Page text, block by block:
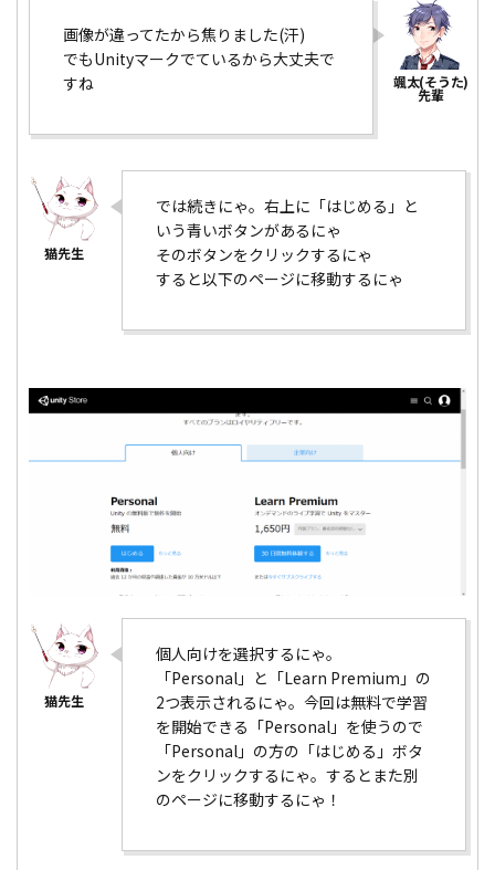
画像が違ってたから焦りました(汗)
でもUnityマークでているから大丈夫で
すね
では続きにゃ。右上に「はじめる」と
いう青いボタンがあるにゃ
そのボタンをクリックするにゃ
すると以下のページに移動するにゃ
個人向けを選択するにゃ。
「Personal」と「Learn Premium」の
2つ表示されるにゃ。今回は無料で学習
を開始できる「Personal」を使うので
「Personal」の方の「はじめる」ボタ
ンをクリックするにゃ。するとまた別
のページに移動するにゃ！